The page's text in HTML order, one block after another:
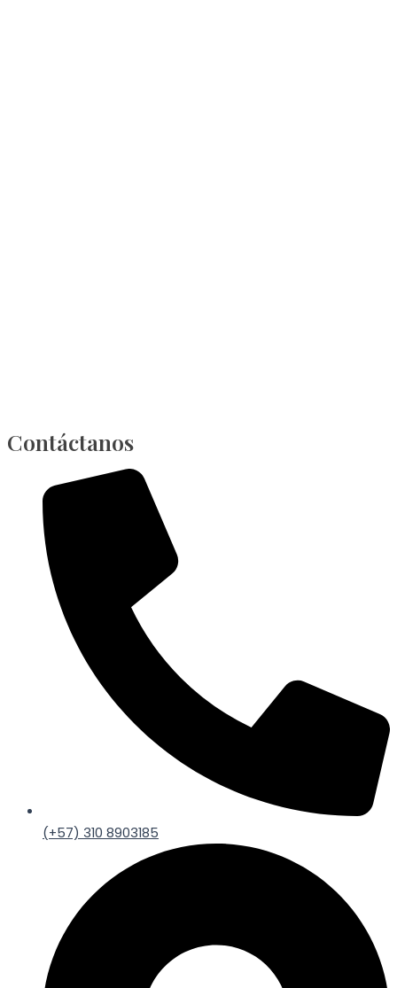
Contáctanos
(+57) 310 8903185